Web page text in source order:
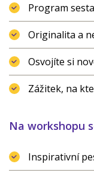
Program
Originalita a
Osvojíte si
Zážitek, na
Na workshopu
Inspirativní